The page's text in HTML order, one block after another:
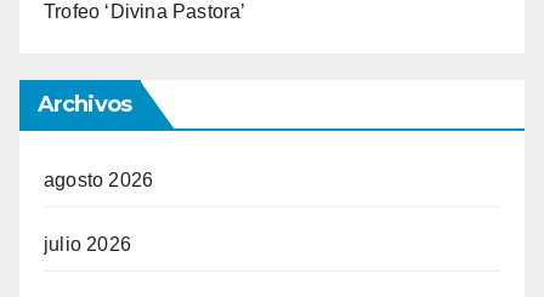
Trofeo ‘Divina Pastora’
Archivos
agosto 2026
julio 2026